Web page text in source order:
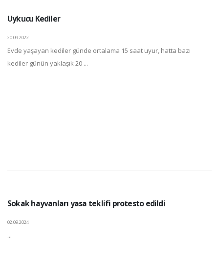
Uykucu Kediler
20.09.2022
Evde yaşayan kediler günde ortalama 15 saat uyur, hatta bazı
kediler günün yaklaşık 20 ...
Sokak hayvanları yasa teklifi protesto edildi
02.09.2024
...